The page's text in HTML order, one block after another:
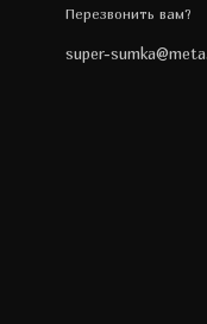
Перезвонить вам?
super-